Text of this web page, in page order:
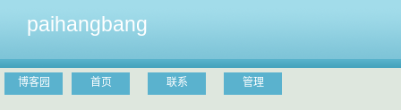
paihangbang
博客园 首页 联系 管理